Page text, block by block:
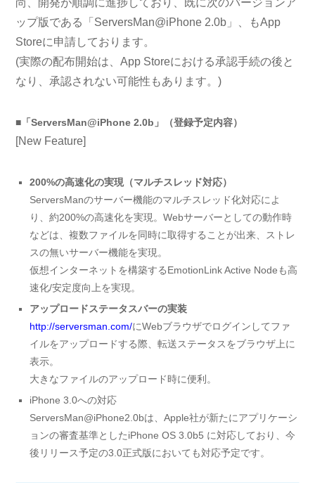
尚、開発が順調に進捗しており、既に次のバージョンア
ップ版である「ServersMan@iPhone 2.0b」、もApp
Storeに申請しております。
(実際の配布開始は、App Storeにおける承認手続の後と
なり、承認されない可能性もあります。)
■「ServersMan@iPhone 2.0b」（登録予定内容）
[New Feature]
200%の高速化の実現（マルチスレッド対応）
ServersManのサーバー機能のマルチスレッド化対応によ
り、約200%の高速化を実現。Webサーバーとしての動作時
などは、複数ファイルを同時に取得することが出来、ストレ
スの無いサーバー機能を実現。
仮想インターネットを構築するEmotionLink Active Nodeも高
速化/安定度向上を実現。
アップロードステータスバーの実装
http://serversman.com/にWebブラウザでログインしてファ
イルをアップロードする際、転送ステータスをブラウザ上に
表示。
大きなファイルのアップロード時に便利。
iPhone 3.0への対応
ServersMan@iPhone2.0bは、Apple社が新たにアプリケーシ
ョンの審査基準としたiPhone OS 3.0b5 に対応しており、今
後リリース予定の3.0正式版においても対応予定です。